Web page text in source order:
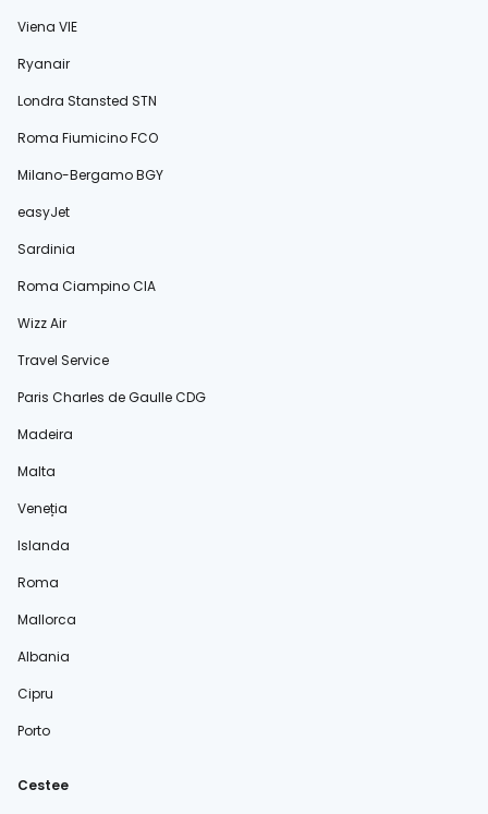
Viena VIE
Ryanair
Londra Stansted STN
Roma Fiumicino FCO
Milano-Bergamo BGY
easyJet
Sardinia
Roma Ciampino CIA
Wizz Air
Travel Service
Paris Charles de Gaulle CDG
Madeira
Malta
Veneția
Islanda
Roma
Mallorca
Albania
Cipru
Porto
Cestee